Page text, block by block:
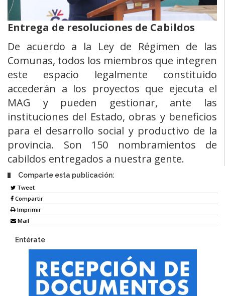
Entrega de resoluciones de Cabildos
De acuerdo a la Ley de Régimen de las
Comunas, todos los miembros que integren
este espacio legalmente constituido
accederán a los proyectos que ejecuta el
MAG y pueden gestionar, ante las
instituciones del Estado, obras y beneficios
para el desarrollo social y productivo de la
provincia. Son 150 nombramientos de
cabildos entregados a nuestra gente.
Comparte esta publicación:
Tweet
Compartir
Imprimir
Mail
Entérate